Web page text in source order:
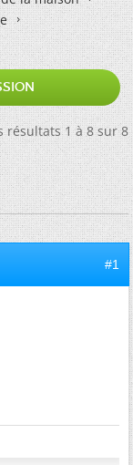
résultats 1 à 8 sur 8
#1